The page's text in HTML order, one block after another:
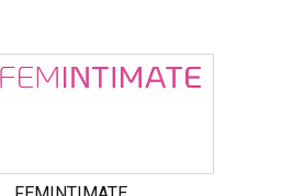
Périnée
qui deviendront des alliés